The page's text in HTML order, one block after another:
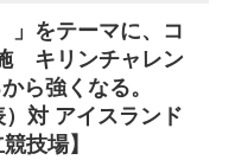
」をテーマに、コ
キリンチャレン
ら強くなる。
対 アイスランド
技場】